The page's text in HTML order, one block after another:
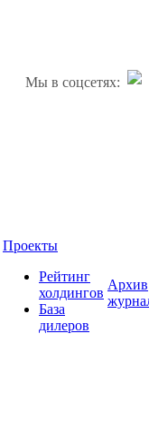
Мы в соцсетях:
Проекты
Рейтинг
холдингов
База
дилеров
Архив